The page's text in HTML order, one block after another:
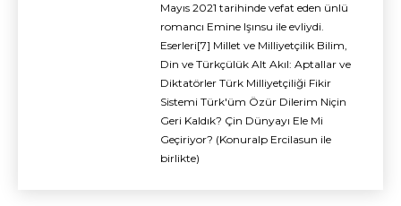
Mayıs 2021 tarihinde vefat eden ünlü
romancı Emine Işınsu ile evliydi.
Eserleri[7] Millet ve Milliyetçilik Bilim,
Din ve Türkçülük Alt Akıl: Aptallar ve
Diktatörler Türk Milliyetçiliği Fikir
Sistemi Türk'üm Özür Dilerim Niçin
Geri Kaldık? Çin Dünyayı Ele Mi
Geçiriyor? (Konuralp Ercilasun ile
birlikte)